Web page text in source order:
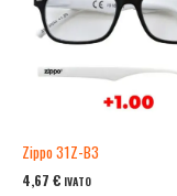
Zippo 31Z-B3
4,67 € IVATO